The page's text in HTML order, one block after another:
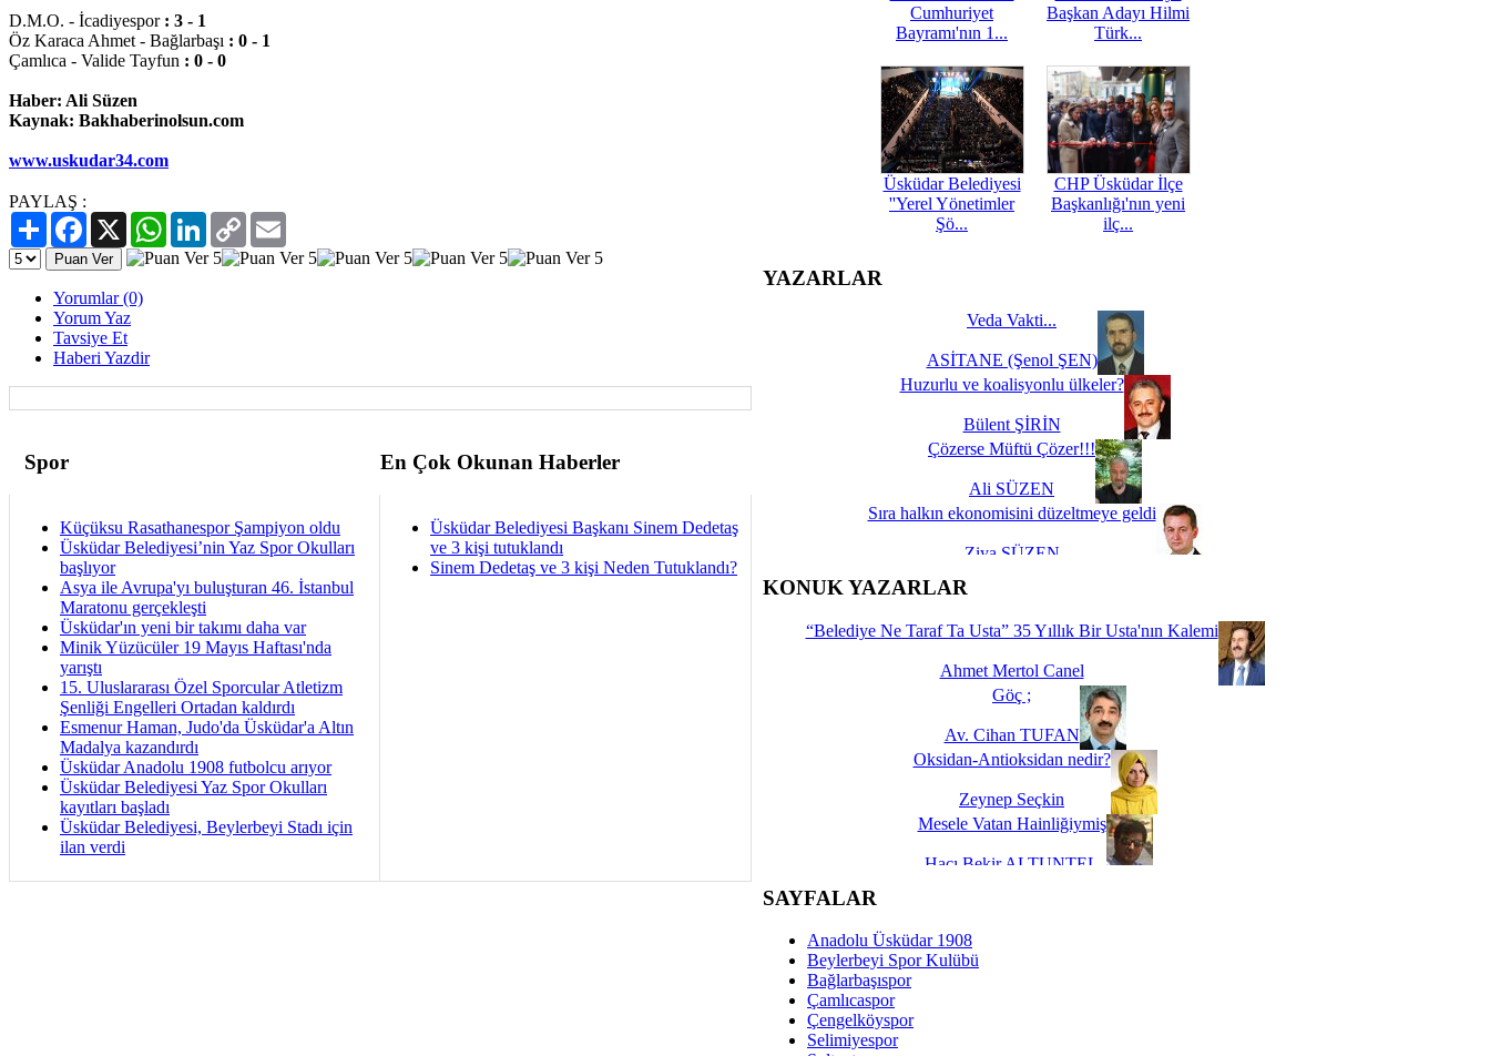
D.M.O. - İcadiyespor : 3 - 1
Öz Karaca Ahmet - Bağlarbaşı : 0 - 1
Çamlıca - Valide Tayfun : 0 - 0
Haber: Ali Süzen
Kaynak: Bakhaberinolsun.com
www.uskudar34.com
PAYLAŞ :
PaylaşFacebook
X WhatsAppLinkedIn
Copy
Link
Yorumlar (0)
Yorum Yaz
Tavsiye Et
Haberi Yazdir
Spor En Çok Okunan Haberler
Küçüksu Rasathanespor Şampiyon oldu
Üsküdar Belediyesi’nin Yaz Spor Okulları
başlıyor
Asya ile Avrupa'yı buluşturan 46. İstanbul
Maratonu gerçekleşti
Üsküdar'ın yeni bir takımı daha var
Minik Yüzücüler 19 Mayıs Haftası'nda
yarıştı
15. Uluslararası Özel Sporcular Atletizm
Şenliği Engelleri Ortadan kaldırdı
Esmenur Haman, Judo'da Üsküdar'a Altın
Madalya kazandırdı
Üsküdar Anadolu 1908 futbolcu arıyor
Üsküdar Belediyesi Yaz Spor Okulları
kayıtları başladı
Üsküdar Belediyesi, Beylerbeyi Stadı için
ilan verdi
Üsküdar Belediyesi Başkanı Sinem Dedetaş
ve 3 kişi tutuklandı
Sinem Dedetaş ve 3 kişi Neden Tutuklandı?
Cumhuriyet
Bayramı'nın 1...
Başkan Adayı Hilmi
Türk...
Üsküdar Belediyesi
''Yerel Yönetimler
Şö...
CHP Üsküdar İlçe
Başkanlığı'nın yeni
ilç...
YAZARLAR
Veda Vakti...
ASİTANE (Şenol ŞEN)
Huzurlu ve koalisyonlu ülkeler?
Bülent ŞİRİN
Çözerse Müftü Çözer!!!
Ali SÜZEN
Sıra halkın ekonomisini düzeltmeye geldi
Ziya SÜZEN
İşte Biz buyuz...
KONUK YAZARLAR
“Belediye Ne Taraf Ta Usta” 35 Yıllık Bir Usta'nın Kalemi
Ahmet Mertol Canel
Göç ;
Av. Cihan TUFAN
Oksidan-Antioksidan nedir?
Zeynep Seçkin
Mesele Vatan Hainliğiymiş
Hacı Bekir ALTUNTEL
Dünya Fani, Ama Kısa Bir Süre De Olsa Burdayız
Hukukun Adaleti Kalmadı Üstadım!
SAYFALAR
Anadolu Üsküdar 1908
Beylerbeyi Spor Kulübü
Bağlarbaşıspor
Çamlıcaspor
Çengelköyspor
Selimiyespor